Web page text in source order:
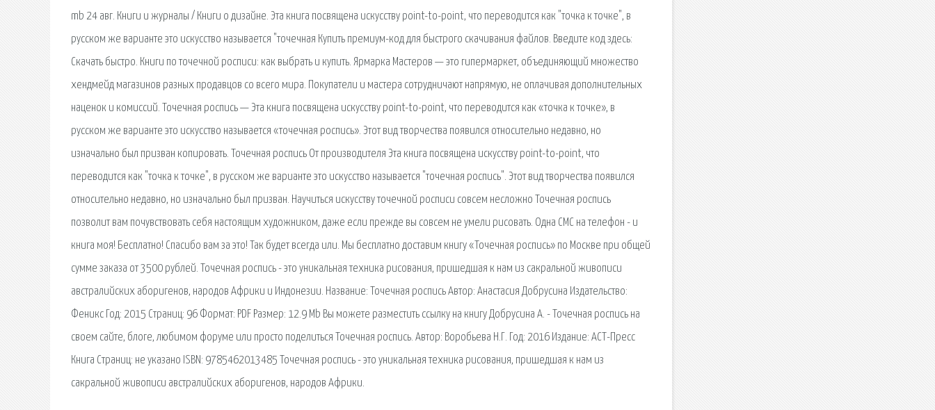
mb 24 авг. Книги и журналы / Книги о дизайне. Эта книга посвящена искусству point-to-point, что переводится как "точка к точке", в
русском же варианте это искусство называется "точечная Купить премиум-код для быстрого скачивания файлов. Введите код здесь:
Скачать быстро. Книги по точечной росписи: как выбрать и купить. Ярмарка Мастеров — это гипермаркет, объединяющий множество
хендмейд магазинов разных продавцов со всего мира. Покупатели и мастера сотрудничают напрямую, не оплачивая дополнительных
наценок и комиссий. Точечная роспись — Эта книга посвящена искусству point-to-point, что переводится как «точка к точке», в
русском же варианте это искусство называется «точечная роспись». Этот вид творчества появился относительно недавно, но
изначально был призван копировать. Точечная роспись От производителя Эта книга посвящена искусству point-to-point, что
переводится как "точка к точке", в русском же варианте это искусство называется "точечная роспись". Этот вид творчества появился
относительно недавно, но изначально был призван. Научиться искусству точечной росписи совсем несложно Точечная роспись
позволит вам почувствовать себя настоящим художником, даже если прежде вы совсем не умели рисовать. Одна СМС на телефон - и
книга моя! Бесплатно! Спасибо вам за это! Так будет всегда или. Мы бесплатно доставим книгу «Точечная роспись» по Москве при общей
сумме заказа от 3500 рублей. Точечная роспись - это уникальная техника рисования, пришедшая к нам из сакральной живописи
австралийских аборигенов, народов Африки и Индонезии. Название: Точечная роспись Автор: Анастасия Добрусина Издательство:
Феникс Год: 2015 Страниц: 96 Формат: PDF Размер: 12.9 Mb Вы можете разместить ссылку на книгу Добрусина А. - Точечная роспись на
своем сайте, блоге, любимом форуме или просто поделиться Точечная роспись. Автор: Воробьева Н.Г. Год: 2016 Издание: АСТ-Пресс
Книга Страниц: не указано ISBN: 9785462013485 Точечная роспись - это уникальная техника рисования, пришедшая к нам из
сакральной живописи австралийских аборигенов, народов Африки.